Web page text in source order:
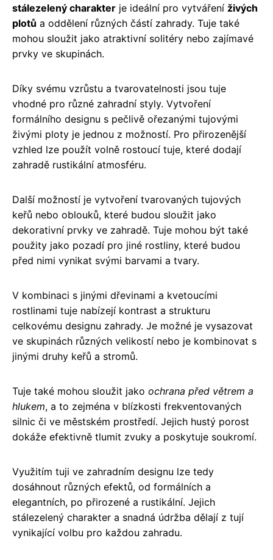
stálezelený charakter je ideální pro vytváření živých
plotů a oddělení různých částí zahrady. Tuje také
mohou sloužit jako atraktivní solitéry nebo zajímavé
prvky ve skupinách.
Díky svému vzrůstu a tvarovatelnosti jsou tuje
vhodné pro různé zahradní styly. Vytvoření
formálního designu s pečlivě ořezanými tujovými
živými ploty je jednou z možností. Pro přirozenější
vzhled lze použít volně rostoucí tuje, které dodají
zahradě rustikální atmosféru.
Další možností je vytvoření tvarovaných tujových
keřů nebo oblouků, které budou sloužit jako
dekorativní prvky ve zahradě. Tuje mohou být také
použity jako pozadí pro jiné rostliny, které budou
před nimi vynikat svými barvami a tvary.
V kombinaci s jinými dřevinami a kvetoucími
rostlinami tuje nabízejí kontrast a strukturu
celkovému designu zahrady. Je možné je vysazovat
ve skupinách různých velikostí nebo je kombinovat s
jinými druhy keřů a stromů.
Tuje také mohou sloužit jako ochrana před větrem a
hlukem, a to zejména v blízkosti frekventovaných
silnic či ve městském prostředí. Jejich hustý porost
dokáže efektivně tlumit zvuky a poskytuje soukromí.
Využitím tuji ve zahradním designu lze tedy
dosáhnout různých efektů, od formálních a
elegantních, po přirozené a rustikální. Jejich
stálezelený charakter a snadná údržba dělají z tují
vynikající volbu pro každou zahradu.